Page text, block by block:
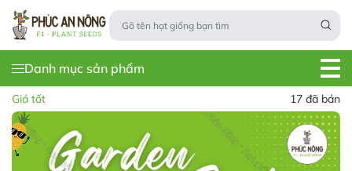
Danh mục sản phẩm
Giá tốt 17 đã bán